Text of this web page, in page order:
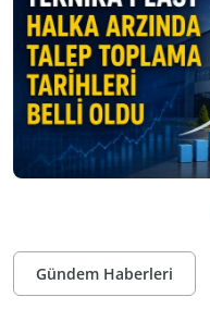
Gündem Haberleri